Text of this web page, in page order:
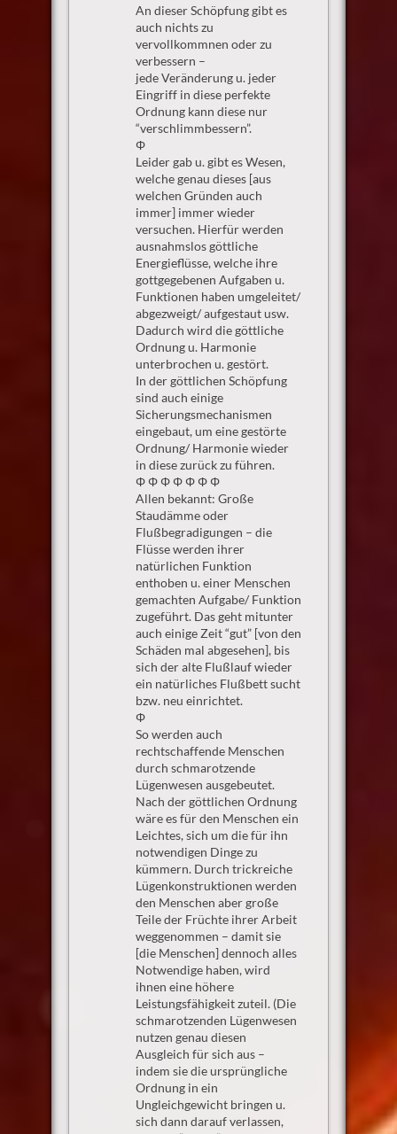
An dieser Schöpfung gibt es
auch nichts zu
vervollkommnen oder zu
verbessern –
jede Veränderung u. jeder
Eingriff in diese perfekte
Ordnung kann diese nur
“verschlimmbessern”.
Φ
Leider gab u. gibt es Wesen,
welche genau dieses [aus
welchen Gründen auch
immer] immer wieder
versuchen. Hierfür werden
ausnahmslos göttliche
Energieflüsse, welche ihre
gottgegebenen Aufgaben u.
Funktionen haben umgeleitet/
abgezweigt/ aufgestaut usw.
Dadurch wird die göttliche
Ordnung u. Harmonie
unterbrochen u. gestört.
In der göttlichen Schöpfung
sind auch einige
Sicherungsmechanismen
eingebaut, um eine gestörte
Ordnung/ Harmonie wieder
in diese zurück zu führen.
Φ Φ Φ Φ Φ Φ Φ
Allen bekannt: Große
Staudämme oder
Flußbegradigungen – die
Flüsse werden ihrer
natürlichen Funktion
enthoben u. einer Menschen
gemachten Aufgabe/ Funktion
zugeführt. Das geht mitunter
auch einige Zeit “gut” [von den
Schäden mal abgesehen], bis
sich der alte Flußlauf wieder
ein natürliches Flußbett sucht
bzw. neu einrichtet.
Φ
So werden auch
rechtschaffende Menschen
durch schmarotzende
Lügenwesen ausgebeutet.
Nach der göttlichen Ordnung
wäre es für den Menschen ein
Leichtes, sich um die für ihn
notwendigen Dinge zu
kümmern. Durch trickreiche
Lügenkonstruktionen werden
den Menschen aber große
Teile der Früchte ihrer Arbeit
weggenommen – damit sie
[die Menschen] dennoch alles
Notwendige haben, wird
ihnen eine höhere
Leistungsfähigkeit zuteil. (Die
schmarotzenden Lügenwesen
nutzen genau diesen
Ausgleich für sich aus –
indem sie die ursprüngliche
Ordnung in ein
Ungleichgewicht bringen u.
sich dann darauf verlassen,